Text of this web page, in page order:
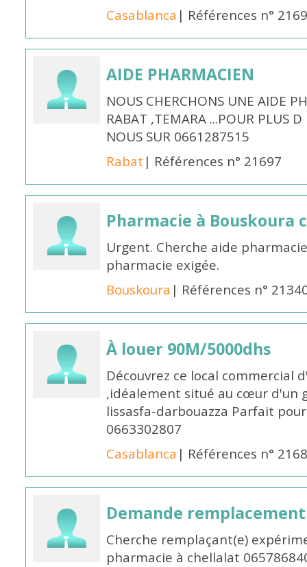
Casablanca | Références n°
AIDE PHARMACIEN
NOUS CHERCHONS UNE AIDE
RABAT ,TEMARA ...POUR PLUS
NOUS SUR 0661287515
Rabat | Références n° 21697
Pharmacie à Bouskoura
Urgent. Cherche aide
pharmacie exigée.
Bouskoura | Références n°
À louer 90M/5000dhs
Découvrez ce local commercial
,idéalement situé au cœur d'un
lissasfa-darbouazza Parfait
0663302807
Casablanca | Références n°
Demande remplacement
Cherche remplaçant(e)
pharmacie à chellalat